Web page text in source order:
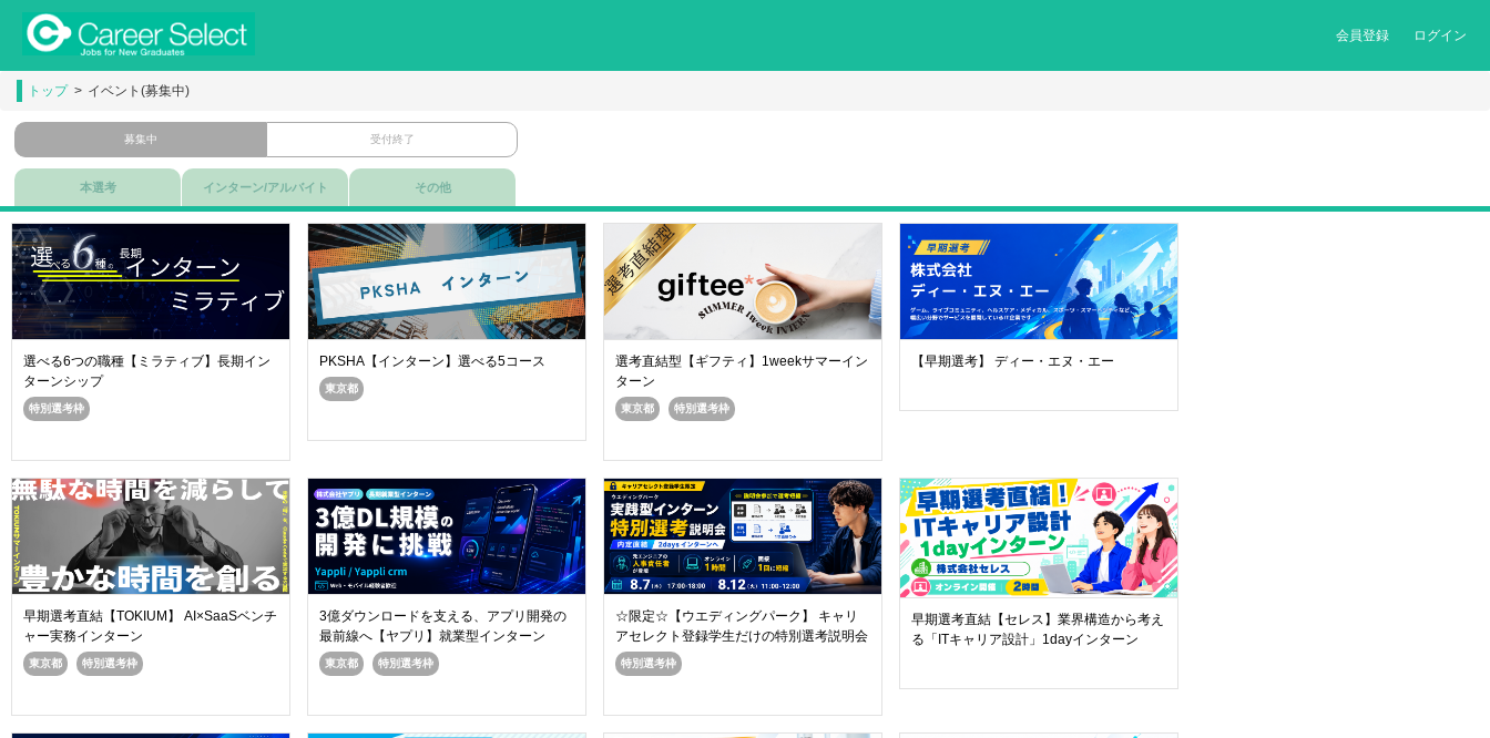
ログイン
会員登録
トップ イベント(募集中)
募集中 受付終了
本選考 インターン/アルバイト その他
選べる6つの職種【ミラティブ】長期イン
ターンシップ
特別選考枠
PKSHA【インターン】選べる5コース
東京都
選考直結型【ギフティ】1weekサマーイン
ターン
東京都 特別選考枠
【早期選考】 ディー・エヌ・エー
早期選考直結【TOKIUM】 AI×SaaSベンチ
ャー実務インターン
東京都 特別選考枠
3億ダウンロードを支える、アプリ開発の
最前線へ【ヤプリ】就業型インターン
東京都 特別選考枠
☆限定☆【ウエディングパーク】 キャリ
アセレクト登録学生だけの特別選考説明会
特別選考枠
早期選考直結【セレス】業界構造から考え
る「ITキャリア設計」1dayインターン